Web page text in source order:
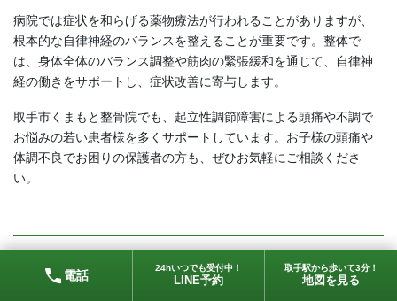
病院では症状を和らげる薬物療法が行われることがありますが、
根本的な自律神経のバランスを整えることが重要です。整体で
は、身体全体のバランス調整や筋肉の緊張緩和を通じて、自律神
経の働きをサポートし、症状改善に寄与します。
取手市くまもと整骨院でも、起立性調節障害による頭痛や不調で
お悩みの若い患者様を多くサポートしています。お子様の頭痛や
体調不良でお困りの保護者の方も、ぜひお気軽にご相談くださ
い。
12. 睡眠と頭痛：眠っても疲れが取れない方へ
電話 24hいつでも受付中！
LINE予約
取手駅から歩いて3分！
地図を見る